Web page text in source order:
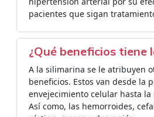
pacientes que sigan
¿Qué beneficios tiene
A la silimarina se le atribuyen
beneficios. Estos van desde la
envejecimiento celular hasta la
Así como, las hemorroides,